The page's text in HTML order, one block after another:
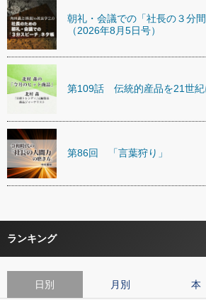
朝礼・会議での「社長の３分
（2026年8月5日号）
第109話 伝統的産品を21世紀
第86回 「言葉狩り」
ランキング
日別 月別 本